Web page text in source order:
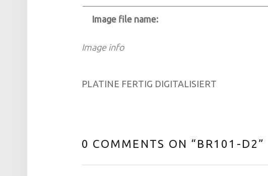
Image info
Image file name:
PLATINE FERTIG DIGITALISIERT
0 COMMENTS ON “ BR101-D2 ”